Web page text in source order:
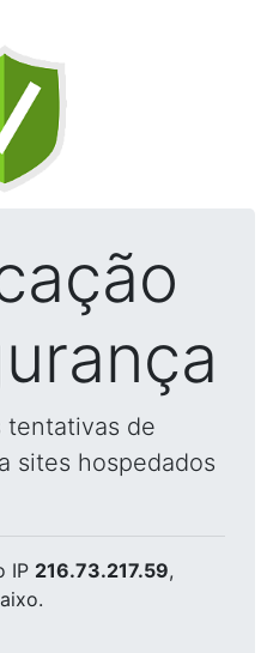
tentativas de
sites hospedados
IP 216.73.217.59,